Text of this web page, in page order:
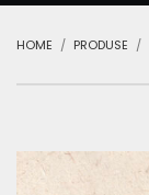
HOME PRODUSE